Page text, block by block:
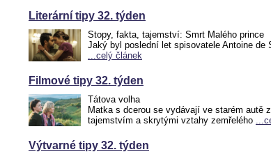
Literární tipy 32. týden
Stopy, fakta, tajemství: Smrt Malého prince
Jaký byl poslední let spisovatele Antoine de
...celý článek
Filmové tipy 32. týden
Tátova volha
Matka s dcerou se vydávají ve starém autě
tajemstvím a skrytými vztahy zemřelého
Výtvarné tipy 32. týden